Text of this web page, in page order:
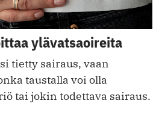
ylävatsaoireita
tietty sairaus, vaan
taustalla voi olla
tai jokin todettava sairaus.